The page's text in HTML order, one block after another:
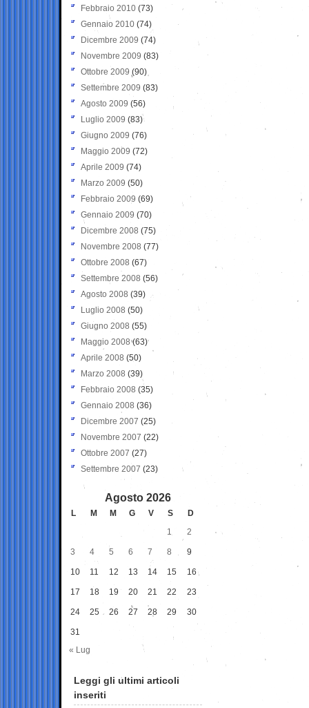
Febbraio 2010 (73)
Gennaio 2010 (74)
Dicembre 2009 (74)
Novembre 2009 (83)
Ottobre 2009 (90)
Settembre 2009 (83)
Agosto 2009 (56)
Luglio 2009 (83)
Giugno 2009 (76)
Maggio 2009 (72)
Aprile 2009 (74)
Marzo 2009 (50)
Febbraio 2009 (69)
Gennaio 2009 (70)
Dicembre 2008 (75)
Novembre 2008 (77)
Ottobre 2008 (67)
Settembre 2008 (56)
Agosto 2008 (39)
Luglio 2008 (50)
Giugno 2008 (55)
Maggio 2008(63)
Aprile 2008 (50)
Marzo 2008 (39)
Febbraio 2008 (35)
Gennaio 2008 (36)
Dicembre 2007 (25)
Novembre 2007 (22)
Ottobre 2007 (27)
Settembre 2007 (23)
Agosto 2026
L M M G V S
D
1
2
3 4 5 6 7 8 9
10 11 12 13 14 15 16
17 18 19 20 21 22 23
24 25 26 27 28 29 30
31
« Lug
Leggi gli ultimi articoli
inseriti